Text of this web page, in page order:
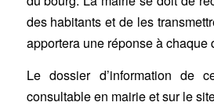
des habitants et de les
apportera une réponse à chaque
Le dossier d’information de
consultable en mairie et sur le